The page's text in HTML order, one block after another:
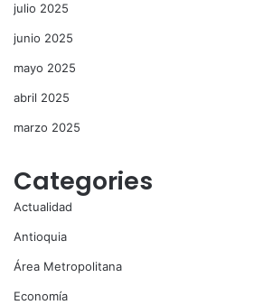
julio 2025
junio 2025
mayo 2025
abril 2025
marzo 2025
Categories
Actualidad
Antioquia
Área Metropolitana
Economía